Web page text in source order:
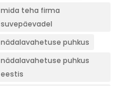
mida teha firma
suvepäevadel
nädalavahetuse puhkus
nädalavahetuse puhkus
eestis